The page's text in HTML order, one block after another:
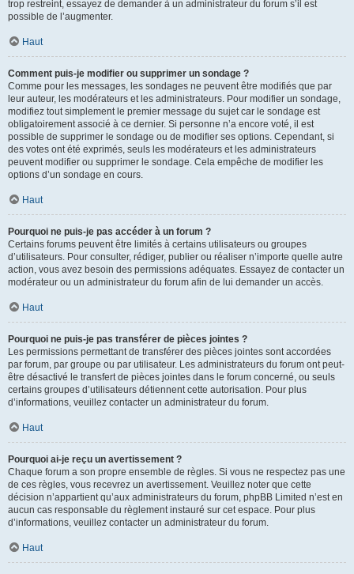
trop restreint, essayez de demander à un administrateur du forum s’il est
possible de l’augmenter.
Haut
Comment puis-je modifier ou supprimer un sondage ?
Comme pour les messages, les sondages ne peuvent être modifiés que par
leur auteur, les modérateurs et les administrateurs. Pour modifier un sondage,
modifiez tout simplement le premier message du sujet car le sondage est
obligatoirement associé à ce dernier. Si personne n’a encore voté, il est
possible de supprimer le sondage ou de modifier ses options. Cependant, si
des votes ont été exprimés, seuls les modérateurs et les administrateurs
peuvent modifier ou supprimer le sondage. Cela empêche de modifier les
options d’un sondage en cours.
Haut
Pourquoi ne puis-je pas accéder à un forum ?
Certains forums peuvent être limités à certains utilisateurs ou groupes
d’utilisateurs. Pour consulter, rédiger, publier ou réaliser n’importe quelle autre
action, vous avez besoin des permissions adéquates. Essayez de contacter un
modérateur ou un administrateur du forum afin de lui demander un accès.
Haut
Pourquoi ne puis-je pas transférer de pièces jointes ?
Les permissions permettant de transférer des pièces jointes sont accordées
par forum, par groupe ou par utilisateur. Les administrateurs du forum ont peut-
être désactivé le transfert de pièces jointes dans le forum concerné, ou seuls
certains groupes d’utilisateurs détiennent cette autorisation. Pour plus
d’informations, veuillez contacter un administrateur du forum.
Haut
Pourquoi ai-je reçu un avertissement ?
Chaque forum a son propre ensemble de règles. Si vous ne respectez pas une
de ces règles, vous recevrez un avertissement. Veuillez noter que cette
décision n’appartient qu’aux administrateurs du forum, phpBB Limited n’est en
aucun cas responsable du règlement instauré sur cet espace. Pour plus
d’informations, veuillez contacter un administrateur du forum.
Haut